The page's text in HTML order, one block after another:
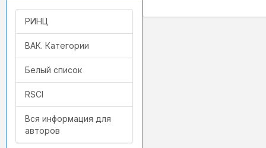
РИНЦ
ВАК. Категории
Белый список
RSCI
Вся информация для
авторов